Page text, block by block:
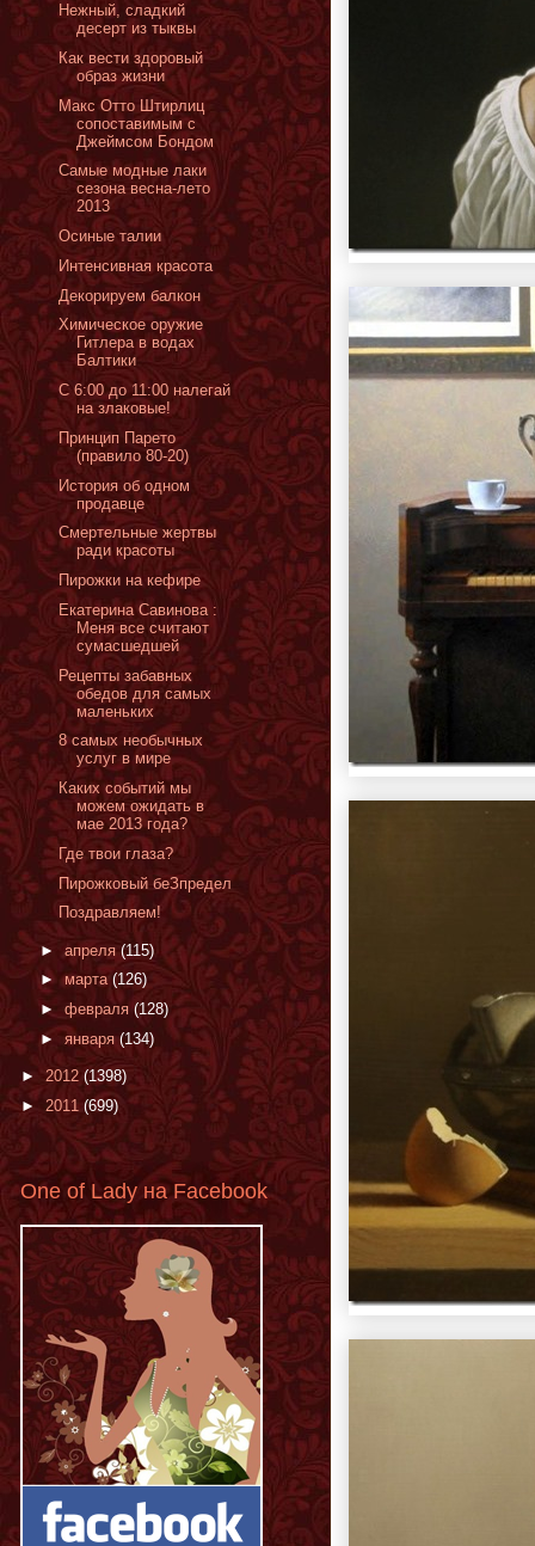
Нежный, сладкий
десерт из тыквы
Как вести здоровый
образ жизни
Макс Отто Штирлиц
сопоставимым с
Джеймсом Бондом
Самые модные лаки
сезона весна-лето
2013
Oсиные талии
Интенсивная красота
Декорируем балкон
Химическое оружие
Гитлера в водах
Балтики
С 6:00 до 11:00 налегай
на злаковые!
Принцип Парето
(правило 80-20)
История об одном
продавце
Смертельные жертвы
ради красоты
Пирожки на кефире
Екатерина Савинова :
Меня все считают
сумасшедшей
Рецепты забавных
обедов для самых
маленьких
8 самых необычных
услуг в мире
Каких событий мы
можем ожидать в
мае 2013 года?
Где твои глаза?
Пирожковый беЗпредел
Поздравляем!
► апреля(115)
►марта (126)
► февраля(128)
► января(134)
► 2012 (1398)
► 2011 (699)
One of Lady на Facebook